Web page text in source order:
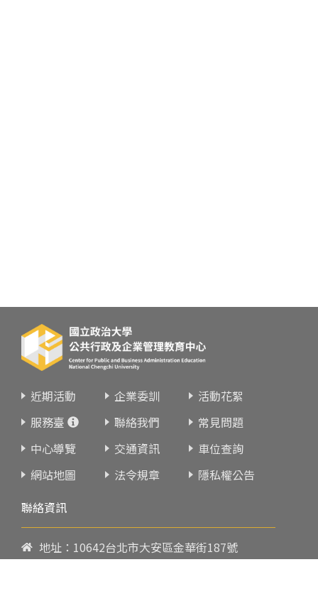
近期活動 企業委訓
活動花絮
服務臺
聯絡我們
常見問題
中心導覽
交通資訊
車位查詢
網站地圖
法令規章
隱私權公告
聯絡資訊
地址：10642台北市大安區金華街187號